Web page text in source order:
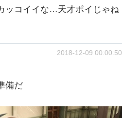
ッコイイな…天才ポイじゃね
2018-12-09 00:00:50
備だ